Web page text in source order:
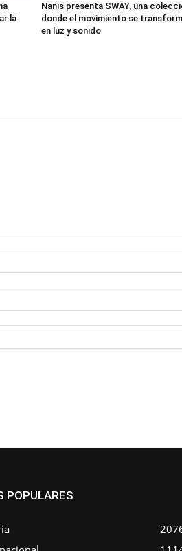
la
Nanis presenta SWAY, una
donde el movimiento se
en luz y sonido
POPULARES